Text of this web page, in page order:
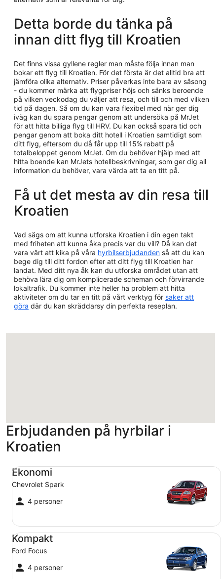
Detta borde du tänka på
innan ditt flyg till Kroatien
Det finns vissa gyllene regler man måste följa innan man
bokar ett flyg till Kroatien. För det första är det alltid bra att
jämföra olika alternativ. Priser påverkas inte bara av säsong
- du kommer märka att flygpriser höjs och sänks beroende
på vilken veckodag du väljer att resa, och till och med vilken
tid på dagen. Så om du kan vara flexibel med när ger dig
iväg kan du spara pengar genom att undersöka på MrJet
för att hitta billiga flyg till HRV. Du kan också spara tid och
pengar genom att boka ditt hotell i Kroatien samtidigt som
ditt flyg, eftersom du då får upp till 15% rabatt på
totalbeloppet genom MrJet. Om du behöver hjälp med att
hitta boende kan MrJets hotellbeskrivningar, som ger dig all
information du behöver, vara värda att ta en titt på.
Få ut det mesta av din resa till
Kroatien
Vad sägs om att kunna utforska Kroatien i din egen takt
med friheten att kunna åka precis var du vill? Då kan det
vara värt att kika på våra hyrbilserbjudanden så att du kan
bege dig till ditt fordon efter att ditt flyg till Kroatien har
landat. Med ditt nya åk kan du utforska området utan att
behöva lära dig om komplicerade scheman och förvirrande
lokaltrafik. Du kommer inte heller ha problem att hitta
aktiviteter om du tar en titt på vårt verktyg för saker att
göra där du kan skräddarsy din perfekta reseplan.
Erbjudanden på hyrbilar i
Kroatien
Ekonomi
Chevrolet Spark
4 personer
Ekonomi Chevrolet Spark
Kompakt
Ford Focus
4 personer
Kompakt Ford Focus